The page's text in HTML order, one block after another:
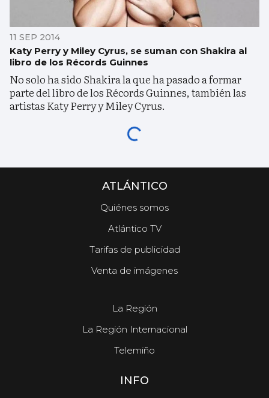
11 SEP 2014
Katy Perry y Miley Cyrus, se suman con Shakira al
libro de los Récords Guinnes
No solo ha sido Shakira la que ha pasado a formar
parte del libro de los Récords Guinnes, también las
artistas Katy Perry y Miley Cyrus.
ATLÁNTICO
Quiénes somos
Atlántico TV
Tarifas de publicidad
Venta de imágenes
La Región
La Región Internacional
Telemiño
INFO